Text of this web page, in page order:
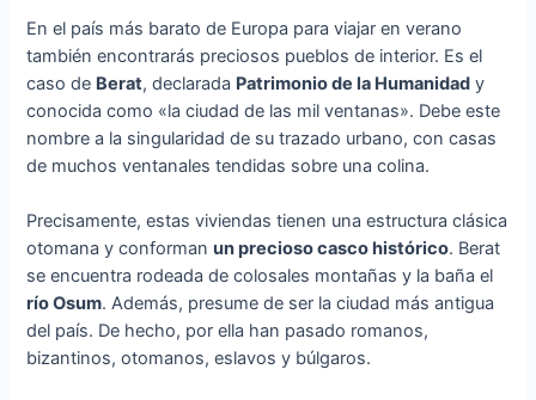
En el país más barato de Europa para viajar en verano
también encontrarás preciosos pueblos de interior. Es el
caso de Berat, declarada Patrimonio de la Humanidad y
conocida como «la ciudad de las mil ventanas». Debe este
nombre a la singularidad de su trazado urbano, con casas
de muchos ventanales tendidas sobre una colina.
Precisamente, estas viviendas tienen una estructura clásica
otomana y conformanun precioso casco histórico. Berat
se encuentra rodeada de colosales montañas y la baña el
río Osum. Además, presume de ser la ciudad más antigua
del país. De hecho, por ella han pasado romanos,
bizantinos, otomanos, eslavos y búlgaros.